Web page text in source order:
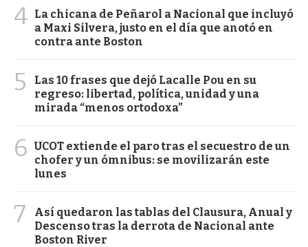
4 La chicana de Peñarol a Nacional que incluyó
a Maxi Silvera, justo en el día que anotó en
contra ante Boston
5
Las 10 frases que dejó Lacalle Pou en su
regreso: libertad, política, unidad y una
mirada “menos ortodoxa”
6 UCOT extiende el paro tras el secuestro de un
chofer y un ómnibus: se movilizarán este
lunes
7
Así quedaron las tablas del Clausura, Anual y
Descenso tras la derrota de Nacional ante
Boston River